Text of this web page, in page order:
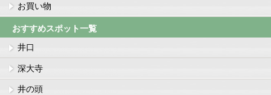
お買い物
おすすめスポット一覧
井口
深大寺
井の頭